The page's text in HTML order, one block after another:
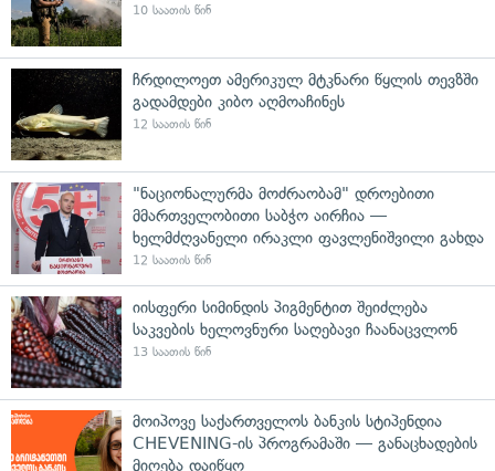
10 საათის წინ
ჩრდილოეთ ამერიკულ მტკნარი წყლის თევზში
გადამდები კიბო აღმოაჩინეს
12 საათის წინ
"ნაციონალურმა მოძრაობამ" დროებითი
მმართველობითი საბჭო აირჩია —
ხელმძღვანელი ირაკლი ფავლენიშვილი გახდა
12 საათის წინ
იისფერი სიმინდის პიგმენტით შეიძლება
საკვების ხელოვნური საღებავი ჩაანაცვლონ
13 საათის წინ
მოიპოვე საქართველოს ბანკის სტიპენდია
CHEVENING-ის პროგრამაში — განაცხადების
მიღება დაიწყო